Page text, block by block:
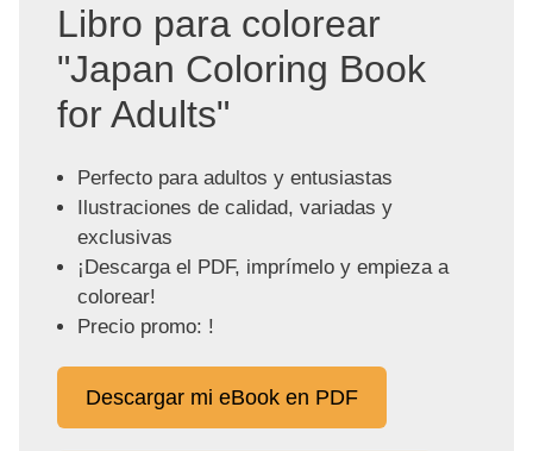
Libro para colorear
"Japan Coloring Book
for Adults"
Perfecto para adultos y entusiastas
Ilustraciones de calidad, variadas y
exclusivas
¡Descarga el PDF, imprímelo y empieza a
colorear!
Precio promo: !
Descargar mi eBook en PDF